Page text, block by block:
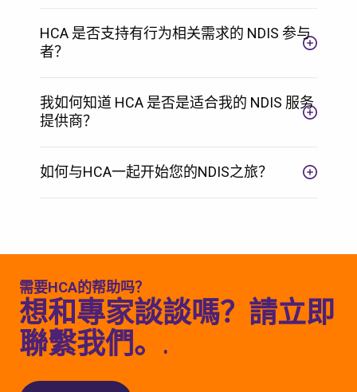
HCA 是否支持有行为相关需求的 NDIS 参与
者？
我如何知道 HCA 是否是适合我的 NDIS 服务
提供商？
如何与HCA一起开始您的NDIS之旅？
需要HCA的帮助吗？
想和專家談談嗎？請立即
聯繫我們。.